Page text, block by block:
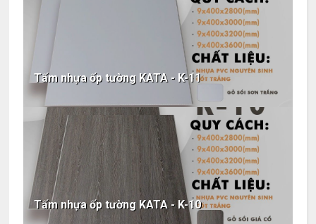
Tấm nhựa ốp tường KATA - K-11
Tấm nhựa ốp tường KATA - K-10